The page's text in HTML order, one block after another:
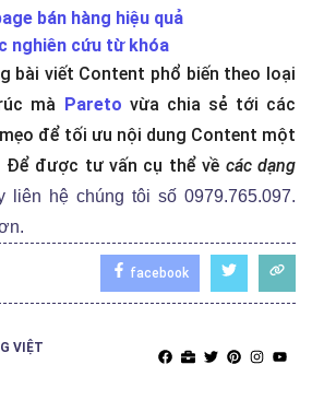
bán hàng hiệu quả
nghiên cứu từ khóa
bài viết Content phổ biến theo loại
mà Pareto vừa chia sẻ tới các
để tối ưu nội dung Content một
Để được tư vấn cụ thể về các dạng
liên hệ chúng tôi số 0979.765.097.
facebook
VIỆT